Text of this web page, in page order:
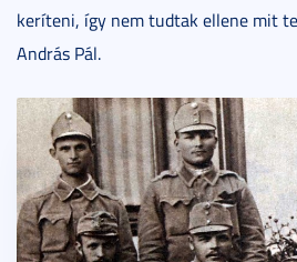
keríteni, így nem tudtak ellene mit
András Pál.